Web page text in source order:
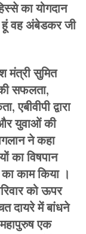
का योगदान
हूं वह अंबेडकर जी
मंत्री सुमित
सफलता,
एबीवीपी द्वारा
युवाओं की
ने कहा
का विषपान
काम किया ।
को ऊपर
दायरे में बांधने
एक